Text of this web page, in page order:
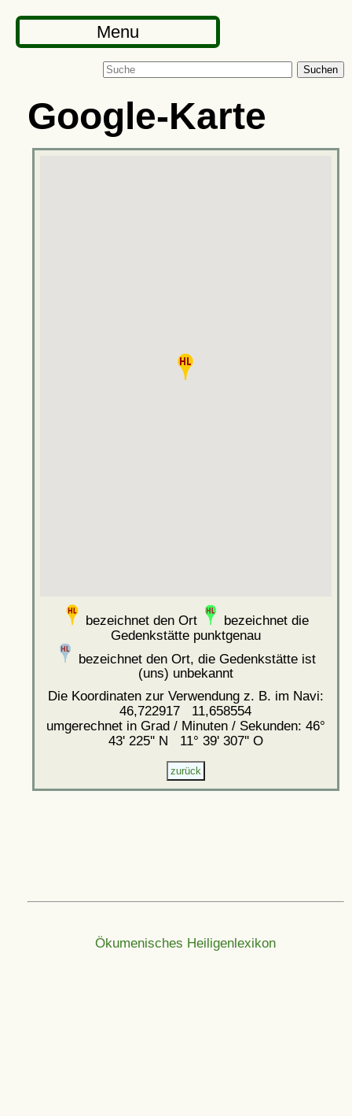
Menu
Suchen
Google-Karte
bezeichnet den Ort
bezeichnet die
Gedenkstätte punktgenau
bezeichnet den Ort, die Gedenkstätte ist
(uns) unbekannt
Die Koordinaten zur Verwendung z. B. im Navi:
46,722917 11,658554
umgerechnet in Grad / Minuten / Sekunden: 46°
43' 225'' N 11° 39' 307'' O
Ökumenisches Heiligenlexikon